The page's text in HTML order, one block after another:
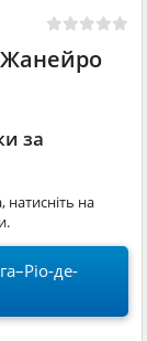
Жанейро
за
натисніть на
де-